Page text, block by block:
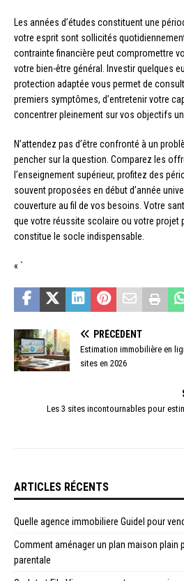
Les années d’études constituent une
votre esprit sont sollicités
contrainte financière peut compromettre
votre bien-être général. Investir quelques
protection adaptée vous permet de
premiers symptômes, d’entretenir votre
concentrer pleinement sur vos objectifs
N’attendez pas d’être confronté à un
pencher sur la question. Comparez les
l’enseignement supérieur, profitez des
souvent proposées en début d’année
couverture au fil de vos besoins. Votre
que votre réussite scolaire ou votre projet
constitue le socle indispensable.
« `
PRÉCÉDENT
Estimation immobilière en
sites en 2026
Les 3 sites incontournables pour
ARTICLES RÉCENTS
Quelle agence immobiliere Guidel pour
Comment aménager un plan maison plain
parentale